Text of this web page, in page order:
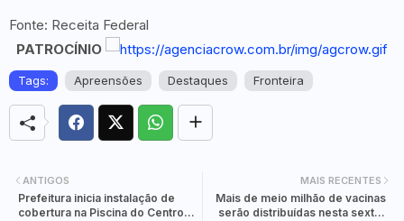
Fonte: Receita Federal
PATROCÍNIO
Tags: Apreensões Destaques Fronteira
MAIS RECENTES
Mais de meio milhão de vacinas
serão distribuídas nesta sexta-
ANTIGOS
Prefeitura inicia instalação de
cobertura na Piscina do Centro